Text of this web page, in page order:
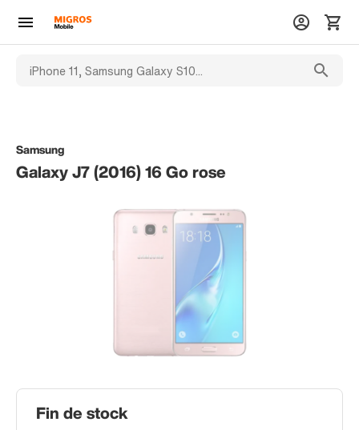
Samsung
Galaxy J7 (2016) 16 Go rose
Fin de stock